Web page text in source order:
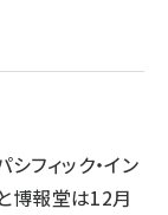
フィック・イン
博報堂は12月